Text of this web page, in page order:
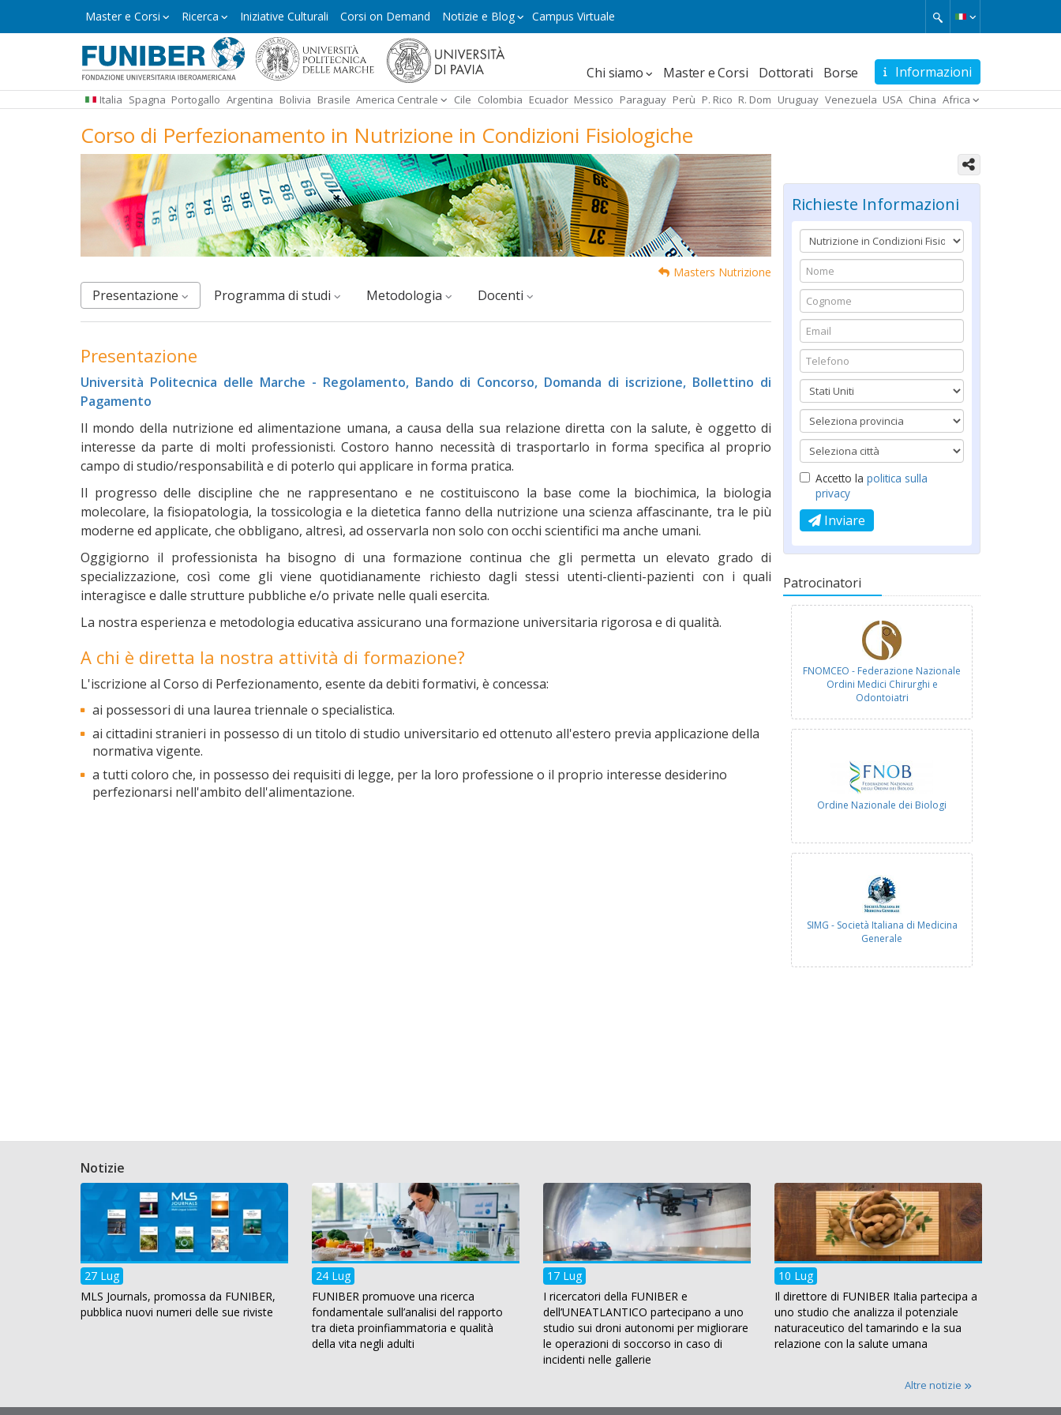
e
Master e Corsi Ricerca Iniziative Culturali Corsi on Demand Notizie e Blog Campus Virtuale
Informazioni
Navegación
principal
Chi siamo Master e Corsi Dottorati Borse
Italia Spagna Portogallo Argentina Bolivia Brasile America Centrale Cile Colombia Ecuador Messico Paraguay Perù P. Rico R. Dom Uruguay Venezuela USA China Africa
Corso di Perfezionamento in Nutrizione in Condizioni Fisiologiche
Richieste Informazioni
Accetto la politica sulla
privacy
Inviare
Patrocinatori
FNOMCEO - Federazione Nazionale
Ordini Medici Chirurghi e
Odontoiatri
Ordine Nazionale dei Biologi
SIMG - Società Italiana di Medicina
Generale
Masters Nutrizione
Presentazione Programma di studi Metodologia docenti
Presentazione
Università Politecnica delle Marche - Regolamento, Bando di Concorso, Domanda di iscrizione, Bollettino di
Pagamento
Il mondo della nutrizione ed alimentazione umana, a causa della sua relazione diretta con la salute, è oggetto di
interesse da parte di molti professionisti. Costoro hanno necessità di trasportarlo in forma specifica al proprio
campo di studio/responsabilità e di poterlo qui applicare in forma pratica.
Il progresso delle discipline che ne rappresentano e ne costituiscono la base come la biochimica, la biologia
molecolare, la fisiopatologia, la tossicologia e la dietetica fanno della nutrizione una scienza affascinante, tra le più
moderne ed applicate, che obbligano, altresì, ad osservarla non solo con occhi scientifici ma anche umani.
Oggigiorno il professionista ha bisogno di una formazione continua che gli permetta un elevato grado di
specializzazione, così come gli viene quotidianamente richiesto dagli stessi utenti-clienti-pazienti con i quali
interagisce e dalle strutture pubbliche e/o private nelle quali esercita.
La nostra esperienza e metodologia educativa assicurano una formazione universitaria rigorosa e di qualità.
A chi è diretta la nostra attività di formazione?
L'iscrizione al Corso di Perfezionamento, esente da debiti formativi, è concessa:
ai possessori di una laurea triennale o specialistica.
ai cittadini stranieri in possesso di un titolo di studio universitario ed ottenuto all'estero previa applicazione della
normativa vigente.
a tutti coloro che, in possesso dei requisiti di legge, per la loro professione o il proprio interesse desiderino
perfezionarsi nell'ambito dell'alimentazione.
Notizie
27 Lug
MLS Journals, promossa da FUNIBER,
pubblica nuovi numeri delle sue riviste
24 Lug
FUNIBER promuove una ricerca
fondamentale sull’analisi del rapporto
tra dieta proinfiammatoria e qualità
della vita negli adulti
17 Lug
I ricercatori della FUNIBER e
dell’UNEATLANTICO partecipano a uno
studio sui droni autonomi per migliorare
le operazioni di soccorso in caso di
incidenti nelle gallerie
10 Lug
Il direttore di FUNIBER Italia partecipa a
uno studio che analizza il potenziale
naturaceutico del tamarindo e la sua
relazione con la salute umana
Altre notizie